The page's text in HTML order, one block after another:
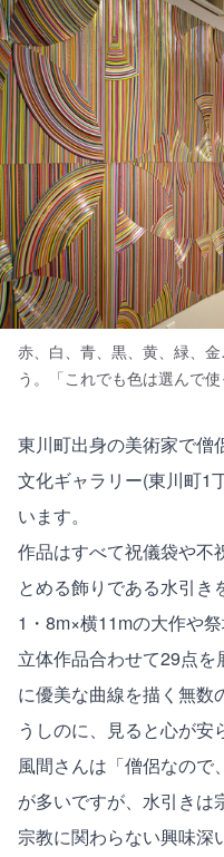
赤、白、青、黒、黄、緑、
う。「これでも色は選んで
東川町出身の美術家で僧
文化ギャラリー(東川町1
います。
作品はすべて祝儀袋や不
とめる飾りである水引
1・8m×横11mの大作や
立体作品合わせて29点
に優美な曲線を描く無数
うしのに、見ると心が安
風間さんは「僧侶なので
が多いですが、水引きは
宗教に関わらない興味深